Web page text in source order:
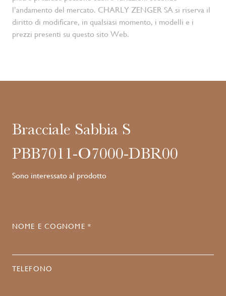
l’andamento del mercato. CHARLY ZENGER SA si riserva il
diritto di modificare, in qualsiasi momento, i modelli e i
prezzi presenti su questo sito Web.
Bracciale Sabbia S
PBB7011-O7000-DBR00
Sono interessato al prodotto
NOME E COGNOME *
TELEFONO